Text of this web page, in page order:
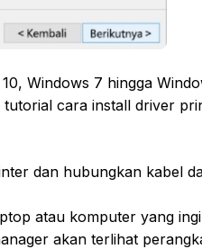
Windows 7 hingga
cara install driver
dan hubungkan kabel
atau komputer yang
akan terlihat